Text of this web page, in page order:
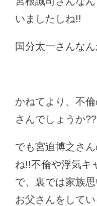
いましたしね!!
国分太一さんな
かねてより、不
さんでしょうか??
でも宮迫博之さ
ね!!不倫や浮気キ
で、裏では家族
お父さんをして